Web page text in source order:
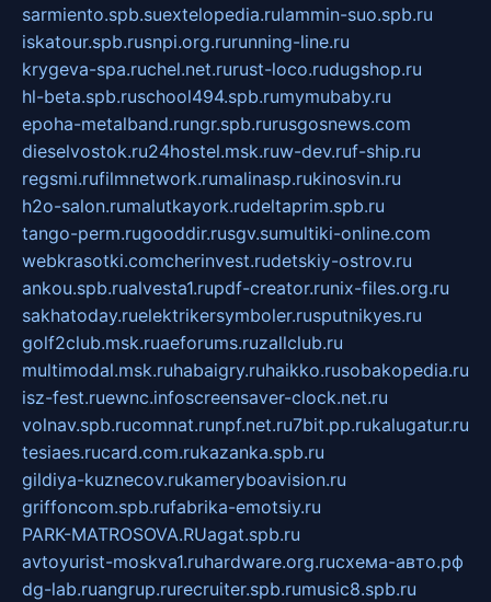
sarmiento.spb.suextelopedia.rulammin-suo.spb.ru
iskatour.spb.rusnpi.org.rurunning-line.ru
krygeva-spa.ruchel.net.rurust-loco.rudugshop.ru
hl-beta.spb.ruschool494.spb.rumymubaby.ru
epoha-metalband.rungr.spb.rurusgosnews.com
dieselvostok.ru24hostel.msk.ruw-dev.ruf-ship.ru
regsmi.rufilmnetwork.rumalinasp.rukinosvin.ru
h2o-salon.rumalutkayork.rudeltaprim.spb.ru
tango-perm.rugooddir.rusgv.sumultiki-online.com
webkrasotki.comcherinvest.rudetskiy-ostrov.ru
ankou.spb.rualvesta1.rupdf-creator.runix-files.org.ru
sakhatoday.ruelektrikersymboler.rusputnikyes.ru
golf2club.msk.ruaeforums.ruzallclub.ru
multimodal.msk.ruhabaigry.ruhaikko.rusobakopedia.ru
isz-fest.ruewnc.infoscreensaver-clock.net.ru
volnav.spb.rucomnat.runpf.net.ru7bit.pp.rukalugatur.ru
tesiaes.rucard.com.rukazanka.spb.ru
gildiya-kuznecov.rukameryboavision.ru
griffoncom.spb.rufabrika-emotsiy.ru
PARK-MATROSOVA.RUagat.spb.ru
avtoyurist-moskva1.ruhardware.org.ruсхема-авто.рф
dg-lab.ruangrup.rurecruiter.spb.rumusic8.spb.ru